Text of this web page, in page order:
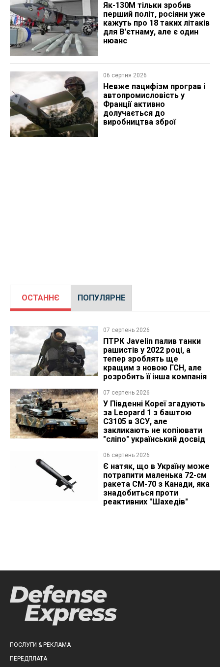
Як-130М тільки зробив
перший політ, росіяни уже
кажуть про 18 таких літаків
для В'єтнаму, але є один
нюанс
06 серпня 2026
Невже пацифізм програв і
автопромисловість у
Франції активно
долучається до
виробництва зброї
ОСТАННЄ ПОПУЛЯРНЕ
07 серпень 2026
ПТРК Javelin палив танки
рашистів у 2022 році, а
тепер зроблять ще
кращим з новою ГСН, але
розробить її інша компанія
07 серпень 2026
У Південні Кореї згадують
за Leopard 1 з баштою
C3105 в ЗСУ, але
закликають не копіювати
"сліпо" український досвід
06 серпень 2026
Є натяк, що в Україну може
потрапити маленька 72-см
ракета CM-70 з Канади, яка
знадобиться проти
реактивних "Шахедів"
ПОСЛУГИ & РЕКЛАМА
ПЕРЕДПЛАТА